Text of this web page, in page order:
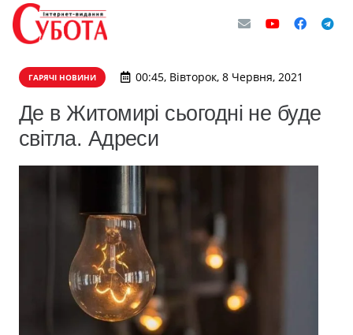
ГАРЯЧІ НОВИНИ 00:45, Вівторок, 8 Червня, 2021
Де в Житомирі сьогодні не буде
світла. Адреси